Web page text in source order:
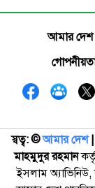
আমার দেশ
স্বত্ব: ©️আমার দেশ|
মাহমুদুর রহমান
ইসলাম